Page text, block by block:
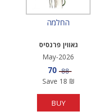
החלמה
גאווין פרנסיס
May-2026
Sale price
70 Price
88
Save 18 ₪
BUY